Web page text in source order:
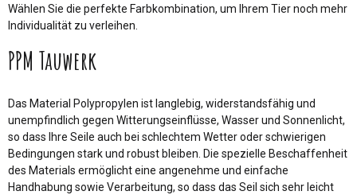
Wählen Sie die perfekte Farbkombination, um Ihrem Tier noch mehr
Individualität zu verleihen.
PPM Tauwerk
Das Material Polypropylen ist langlebig, widerstandsfähig und
unempfindlich gegen Witterungseinflüsse, Wasser und Sonnenlicht,
so dass Ihre Seile auch bei schlechtem Wetter oder schwierigen
Bedingungen stark und robust bleiben. Die spezielle Beschaffenheit
des Materials ermöglicht eine angenehme und einfache
Handhabung sowie Verarbeitung, so dass das Seil sich sehr leicht